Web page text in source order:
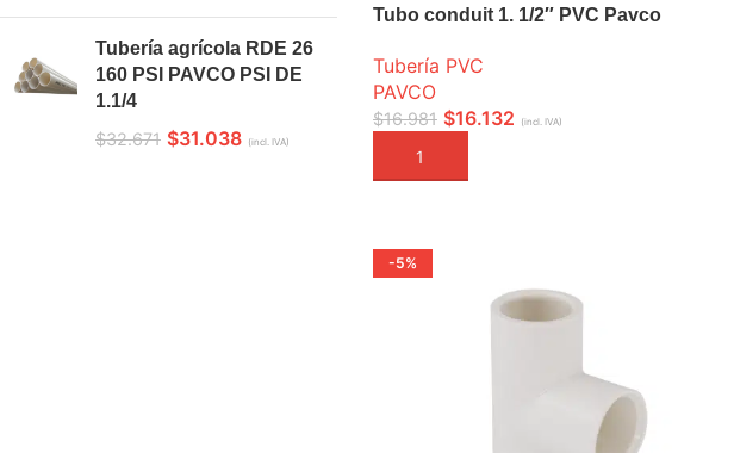
Tubería agrícola RDE 26
160 PSI PAVCO PSI DE
1.1/4
$32.671 $31.038 (incl. IVA)
Tubo conduit 1. 1/2″ PVC Pavco
Tubería PVC
PAVCO
$16.981 $16.132 (incl. IVA)
AÑADIR A LA CESTA
-5%